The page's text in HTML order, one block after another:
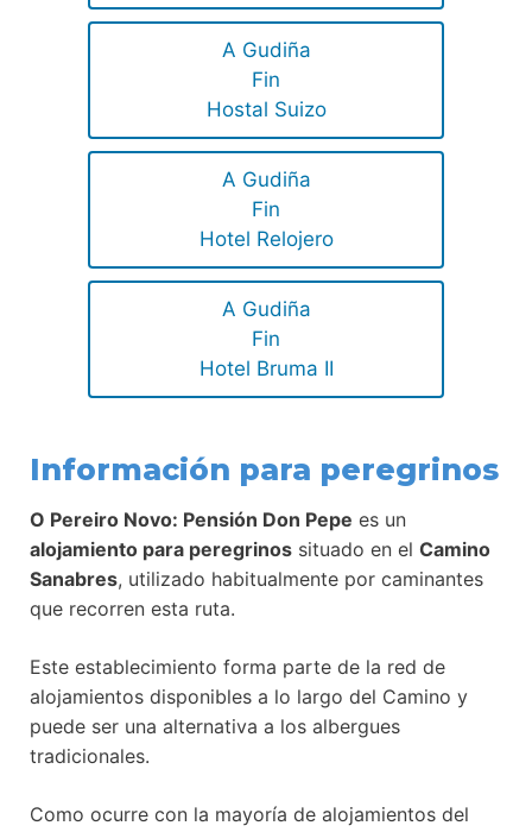
A Gudiña
Fin
Hostal Suizo
A Gudiña
Fin
Hotel Relojero
A Gudiña
Fin
Hotel Bruma II
Información para peregrinos
O Pereiro Novo: Pensión Don Pepe es un
alojamiento para peregrinos situado en el Camino
Sanabres, utilizado habitualmente por caminantes
que recorren esta ruta.
Este establecimiento forma parte de la red de
alojamientos disponibles a lo largo del Camino y
puede ser una alternativa a los albergues
tradicionales.
Como ocurre con la mayoría de alojamientos del